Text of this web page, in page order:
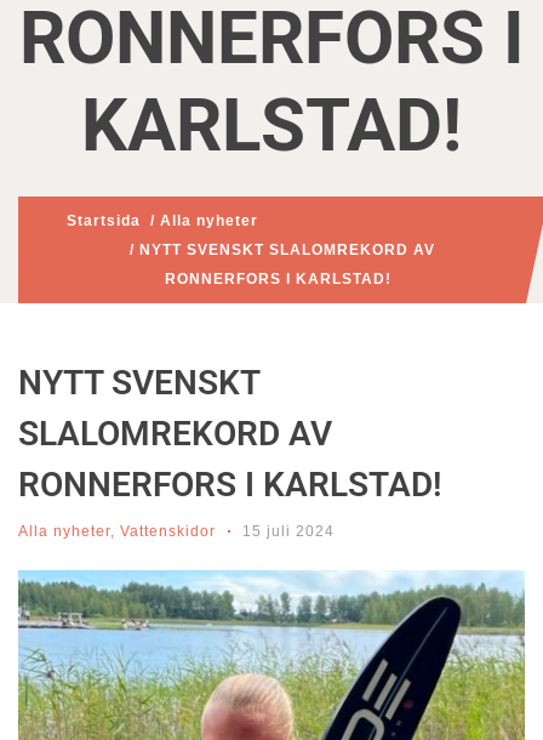
RONNERFORS I
KARLSTAD!
Startsida / Alla nyheter
/ NYTT SVENSKT SLALOMREKORD AV
RONNERFORS I KARLSTAD!
NYTT SVENSKT
SLALOMREKORD AV
RONNERFORS I KARLSTAD!
Alla nyheter, Vattenskidor 15 juli 2024